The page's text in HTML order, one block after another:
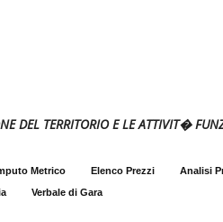
TERRITORIO E LE ATTIVIT�
Metrico Elenco Prezzi Analisi
Verbale di Gara